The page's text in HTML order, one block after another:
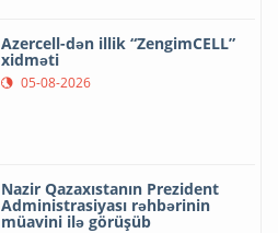
Azercell-dən illik “ZengimCELL”
xidməti
05-08-2026
Nazir Qazaxıstanın Prezident
Administrasiyası rəhbərinin
müavini ilə görüşüb